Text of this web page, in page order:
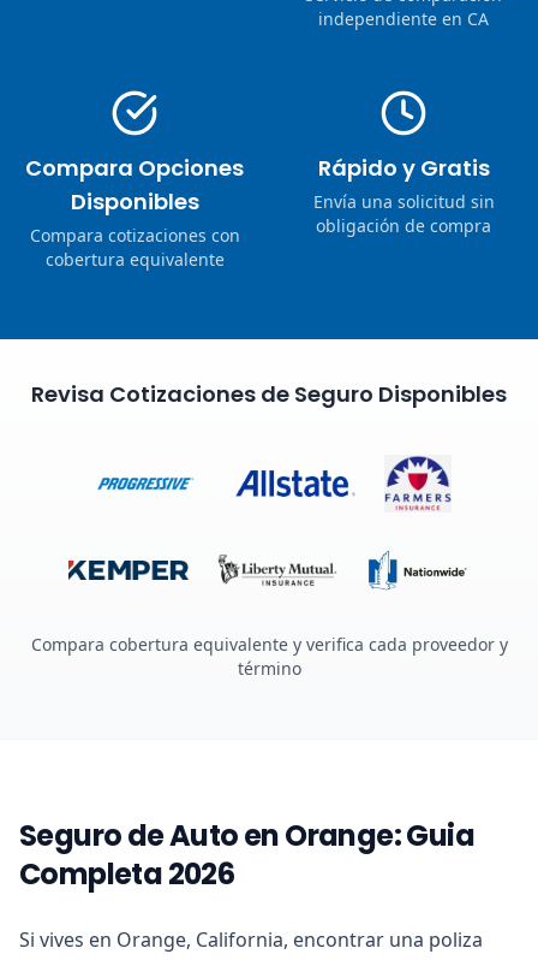
independiente en CA
Compara Opciones
Disponibles
Compara cotizaciones con
cobertura equivalente
Rápido y Gratis
Envía una solicitud sin
obligación de compra
Revisa Cotizaciones de Seguro Disponibles
Compara cobertura equivalente y verifica cada proveedor y
término
Seguro de Auto en Orange: Guia
Completa 2026
Si vives en Orange, California, encontrar una poliza